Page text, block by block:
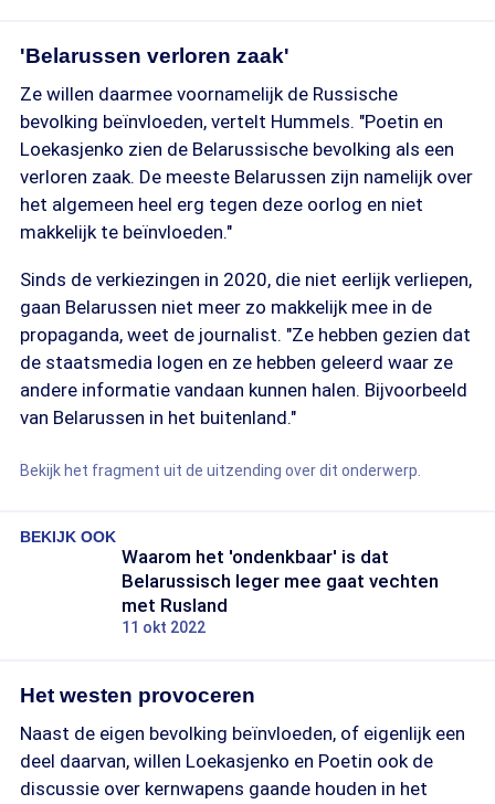
'Belarussen verloren zaak'
Ze willen daarmee voornamelijk de Russische
bevolking beïnvloeden, vertelt Hummels. "Poetin en
Loekasjenko zien de Belarussische bevolking als een
verloren zaak. De meeste Belarussen zijn namelijk over
het algemeen heel erg tegen deze oorlog en niet
makkelijk te beïnvloeden."
Sinds de verkiezingen in 2020, die niet eerlijk verliepen,
gaan Belarussen niet meer zo makkelijk mee in de
propaganda, weet de journalist. "Ze hebben gezien dat
de staatsmedia logen en ze hebben geleerd waar ze
andere informatie vandaan kunnen halen. Bijvoorbeeld
van Belarussen in het buitenland."
Bekijk het fragment uit de uitzending over dit onderwerp.
BEKIJK OOK
Waarom het 'ondenkbaar' is dat
Belarussisch leger mee gaat vechten
met Rusland
11 okt 2022
Het westen provoceren
Naast de eigen bevolking beïnvloeden, of eigenlijk een
deel daarvan, willen Loekasjenko en Poetin ook de
discussie over kernwapens gaande houden in het